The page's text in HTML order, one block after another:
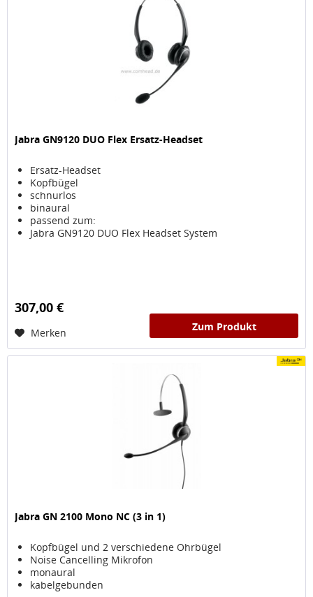
Jabra GN9120 DUO Flex Ersatz-Headset
Ersatz-Headset
Kopfbügel
schnurlos
binaural
passend zum:
Jabra GN9120 DUO Flex Headset System
307,00 €
Merken Zum Produkt
Jabra GN 2100 Mono NC (3 in 1)
Kopfbügel und 2 verschiedene Ohrbügel
Noise Cancelling Mikrofon
monaural
kabelgebunden